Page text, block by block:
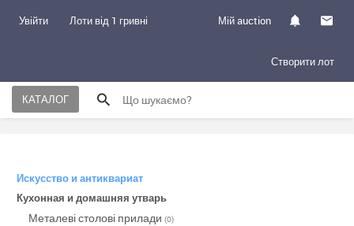
Увійти Лоти від 1 гривні Мій auction
Створити лот
КАТАЛОГ
Искусство и антиквариат
Кухонная и домашняя утварь
Металеві столові прилади (0)